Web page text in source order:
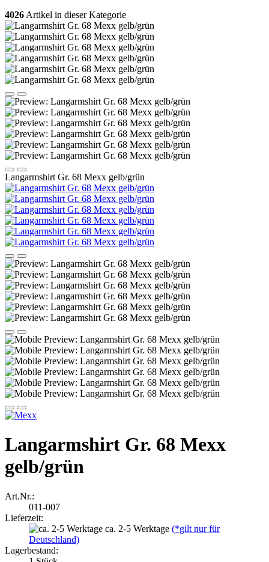
4026 Artikel in dieser Kategorie
Langarmshirt Gr. 68 Mexx gelb/grün
Langarmshirt Gr. 68 Mexx
gelb/grün
Art.Nr.:
011-007
Lieferzeit:
ca. 2-5 Werktage (*gilt nur für
Deutschland)
Lagerbestand: